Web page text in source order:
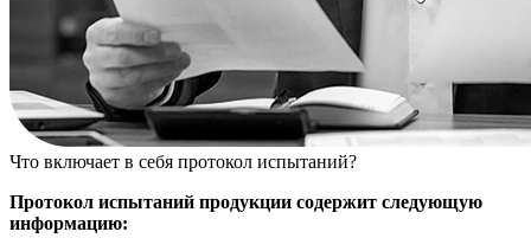
Что включает в себя протокол испытаний?
Протокол испытаний продукции содержит следующую
информацию: